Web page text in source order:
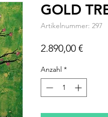
GOLD
Artikelnummer: 297
2.890,00 €Preis
Anzahl *